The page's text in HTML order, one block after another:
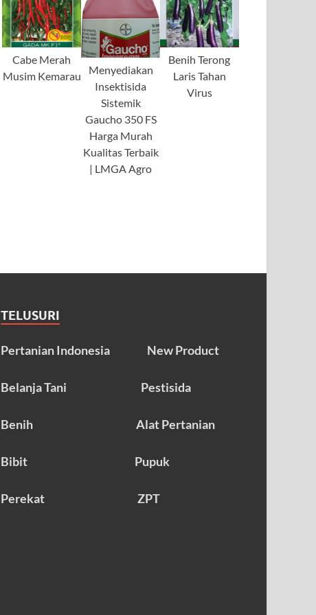
Cabe Merah
Musim Kemarau
Menyediakan
Insektisida
Sistemik
Gaucho 350 FS
Harga Murah
Kualitas Terbaik
| LMGA Agro
Benih Terong
Laris Tahan
Virus
TELUSURI
Pertanian Indonesia New Product
Belanja Tani Pestisida
Benih Alat Pertanian
Bibit Pupuk
Perekat ZPT